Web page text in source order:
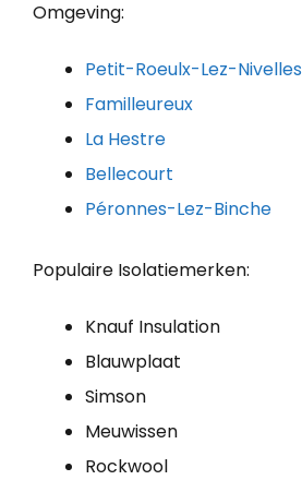
Omgeving:
Petit-Roeulx-Lez-Nivelles
Familleureux
La Hestre
Bellecourt
Péronnes-Lez-Binche
Populaire Isolatiemerken:
Knauf Insulation
Blauwplaat
Simson
Meuwissen
Rockwool